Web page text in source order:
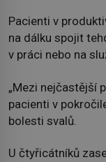
Pacienti v
na dálku spojit
v práci nebo na
„Mezi nejčastější
pacienti v
bolesti svalů.
U čtyřicátníků